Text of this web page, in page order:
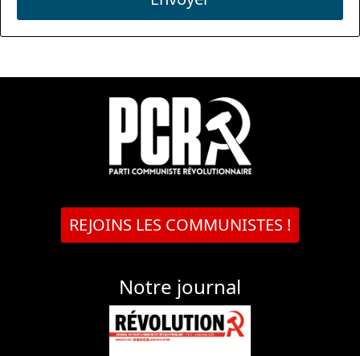
REJOINS LES COMMUNISTES !
Notre journal